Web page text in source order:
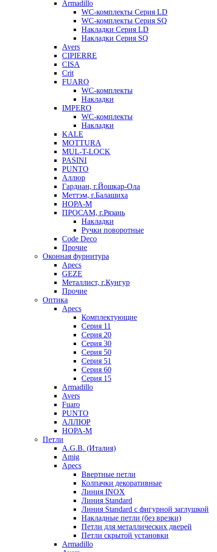
Armadillo
WC-комплекты Серия LD
WC-комплекты Серия SQ
Накладки Серия LD
Накладки Серия SQ
Avers
CIPIERRE
CISA
Crit
FUARO
WC-комплекты
Накладки
IMPERO
WC-комплекты
Накладки
KALE
MOTTURA
MUL-T-LOCK
PASINI
PUNTO
Аллюр
Гардиан, г.Йошкар-Ола
Меттэм, г.Балашиха
НОРА-М
ПРОСАМ, г.Рязань
Накладки
Ручки поворотные
Code Deco
Прочие
Оконная фурнитура
Apecs
GEZE
Металлист, г.Кунгур
Прочие
Оптика
Apecs
Комплектующие
Серия 11
Серия 20
Серия 30
Серия 50
Серия 51
Серия 60
Серия 15
Armadillo
Avers
Fuaro
PUNTO
АЛЛЮР
НОРА-М
Петли
A.G.B. (Италия)
Amig
Apecs
Ввертные петли
Колпачки декоративные
Линия INOX
Линия Standard
Линия Standard с фигурной заглушкой
Накладные петли (без врезки)
Петли для металлических дверей
Петли скрытой установки
Armadillo